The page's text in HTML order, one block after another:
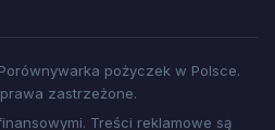
pożyczek w Polsce.
zastrzeżone.
Treści reklamowe są